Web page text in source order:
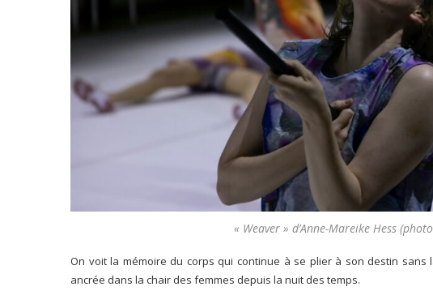
« Weaver » d’Anne-Mareike Hess
On voit la mémoire du corps qui continue à se plier à son destin
ancrée dans la chair des femmes depuis la nuit des temps.